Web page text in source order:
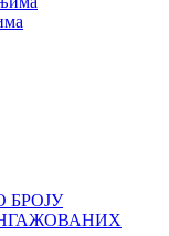
БРОЈУ